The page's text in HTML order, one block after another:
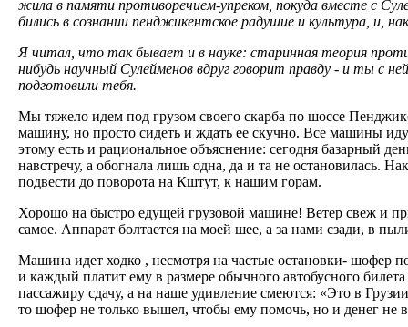
жила в памяти противоречием-упреком, покуда вместе с
бились в сознании пенджикентское радушие и культура, и,
Я читал, что так бывает и в науке: старинная теория
нибудь научный Сулейменов вдруг говорит правду - и ты с
подготовили тебя.
Мы тяжело идем под грузом своего скарба по шоссе
машину, но просто сидеть и ждать ее скучно. Все машины
этому есть и рациональное объяснение: сегодня базарный
навстречу, а обогнала лишь одна, да и та не остановилась.
подвести до поворота на Кштут, к нашим горам.
Хорошо на быстро едущей грузовой машине! Ветер свеж и
самое. Аппарат болтается на моей шее, а за нами сзади, в
Машина идет ходко , несмотря на частые остановки- шофер
и каждый платит ему в размере обычного автобусного
пассажиру сдачу, а на наше удивление смеются: «Это в
то шофер не только вышел, чтобы ему помочь, но и денег не